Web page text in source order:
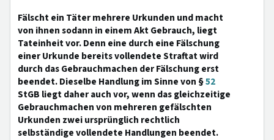
Fälscht ein Täter mehrere Urkunden und macht
von ihnen sodann in einem Akt Gebrauch, liegt
Tateinheit vor. Denn eine durch eine Fälschung
einer Urkunde bereits vollendete Straftat wird
durch das Gebrauchmachen der Fälschung erst
beendet. Dieselbe Handlung im Sinne von §52
StGB liegt daher auch vor, wenn das gleichzeitige
Gebrauchmachen von mehreren gefälschten
Urkunden zwei ursprünglich rechtlich
selbständige vollendete Handlungen beendet.